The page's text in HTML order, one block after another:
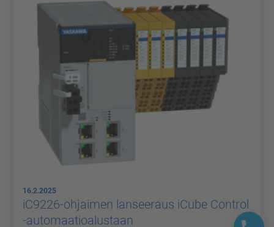
16.2.2025
iC9226-ohjaimen lanseeraus iCube Control
-automaatioalustaan